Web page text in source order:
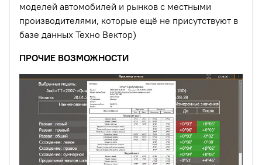
моделей автомобилей и рынков с местными
производителями, которые ещё не присутствуют в
базе данных Техно Вектор)
ПРОЧИЕ ВОЗМОЖНОСТИ